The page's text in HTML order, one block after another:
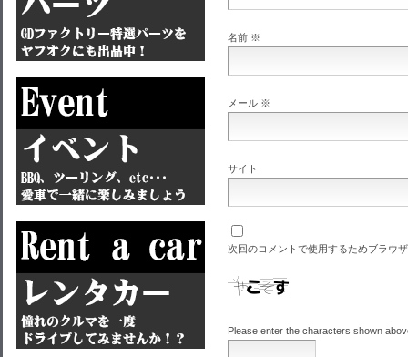
名前 ※
メール ※
サイト
次回のコメントで使用するためブラウ
Please enter the characters shown